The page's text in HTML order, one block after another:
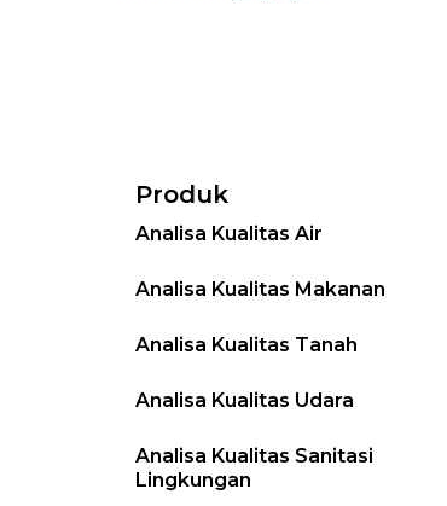
Produk
Analisa Kualitas Air
Analisa Kualitas Makanan
Analisa Kualitas Tanah
Analisa Kualitas Udara
Analisa Kualitas Sanitasi
Lingkungan